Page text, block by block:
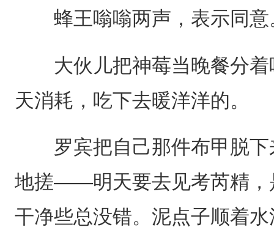
蜂王嗡嗡两声，表示同意
大伙儿把神莓当晚餐分着
天消耗，吃下去暖洋洋的。
罗宾把自己那件布甲脱下
地搓——明天要去见考芮精，
干净些总没错。泥点子顺着